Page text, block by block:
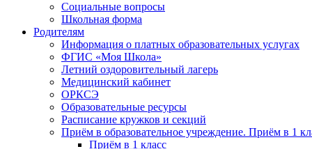
Социальные вопросы
Школьная форма
Родителям
Информация о платных образовательных услугах
ФГИС «Моя Школа»
Летний оздоровительный лагерь
Медицинский кабинет
ОРКСЭ
Образовательные ресурсы
Расписание кружков и секций
Приём в образовательное учреждение. Приём в 1
Приём в 1 класс